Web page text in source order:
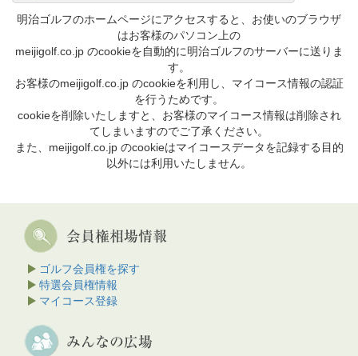
明治ゴルフのホームページにアクセスすると、お使いのブラウザ
はお客様のパソコン上の
meijigolf.co.jp のcookieを自動的に明治ゴルフのサーバーに送りま
す。
お客様のmeijigolf.co.jp のcookieを利用し、マイコース情報の認証
を行うためです。
cookieを削除いたしますと、お客様のマイコース情報は削除され
てしまいますのでご了承ください。
また、meijigolf.co.jp のcookieはマイコースデータを記録する目的
以外には利用いたしません。
ゴルフ会員権を探す
特選会員権情報
マイコース登録